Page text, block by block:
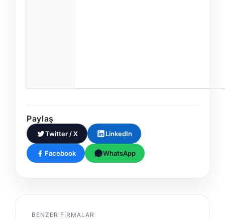
Paylaş
Twitter / X LinkedIn
Facebook WhatsApp
BENZER FIRMALAR